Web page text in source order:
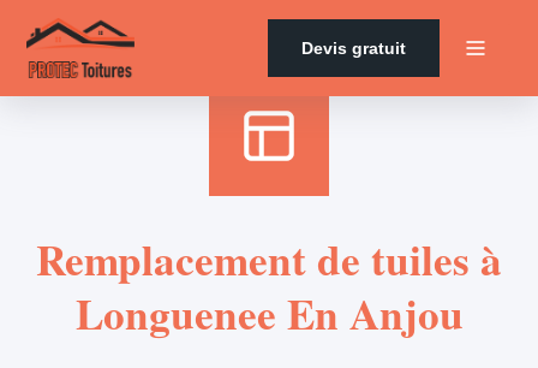
Devis gratuit
Remplacement de tuiles à
Longuenee En Anjou